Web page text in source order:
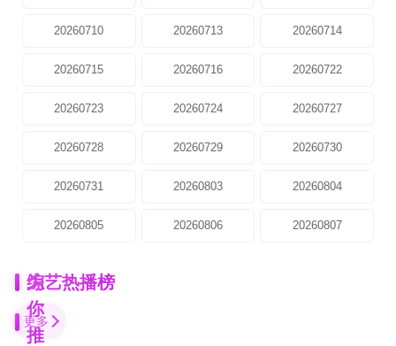
20260710 20260713 20260714
20260715 20260716 20260722
20260723 20260724 20260727
20260728 20260729 20260730
20260731 20260803 20260804
20260805 20260806 20260807
为
你
推
综艺热播榜
更多